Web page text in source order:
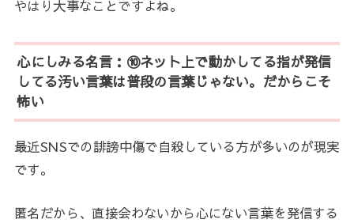
やはり大事なことですよね。
心にしみる名言：⑩ネット上で動かしてる指が発信
してる汚い言葉は普段の言葉じゃない。だからこそ
怖い
最近SNSでの誹謗中傷で自殺している方が多いのが現実
です。
匿名だから、直接会わないから心にない言葉を発信する